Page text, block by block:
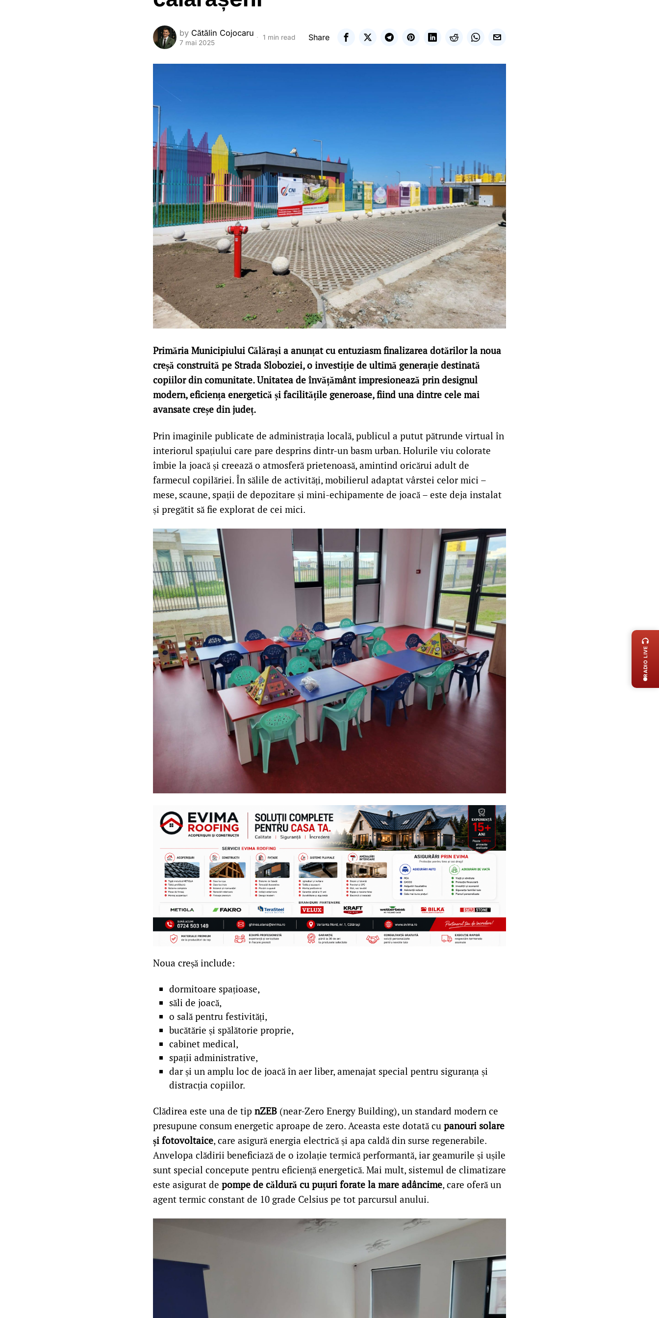
by Cătălin Cojocaru
7 mai 2025
1 min read Share
Primăria Municipiului Călărași a anunțat cu entuziasm finalizarea dotărilor la noua
creșă construită pe Strada Sloboziei, o investiție de ultimă generație destinată
copiilor din comunitate. Unitatea de învățământ impresionează prin designul
modern, eficiența energetică și facilitățile generoase, fiind una dintre cele mai
avansate creșe din județ.
Prin imaginile publicate de administrația locală, publicul a putut pătrunde virtual în
interiorul spațiului care pare desprins dintr-un basm urban. Holurile viu colorate
îmbie la joacă și creează o atmosferă prietenoasă, amintind oricărui adult de
farmecul copilăriei. În sălile de activități, mobilierul adaptat vârstei celor mici –
mese, scaune, spații de depozitare și mini-echipamente de joacă – este deja instalat
și pregătit să fie explorat de cei mici.
Noua creșă include:
dormitoare spațioase,
săli de joacă,
o sală pentru festivități,
bucătărie și spălătorie proprie,
cabinet medical,
spații administrative,
dar și un amplu loc de joacă în aer liber, amenajat special pentru siguranța și
distracția copiilor.
Clădirea este una de tip nZEB (near-Zero Energy Building), un standard modern ce
presupune consum energetic aproape de zero. Aceasta este dotată cu panouri solare
și fotovoltaice, care asigură energia electrică și apa caldă din surse regenerabile.
Anvelopa clădirii beneficiază de o izolație termică performantă, iar geamurile și ușile
sunt special concepute pentru eficiență energetică. Mai mult, sistemul de climatizare
este asigurat de pompe de căldură cu puțuri forate la mare adâncime, care oferă un
agent termic constant de 10 grade Celsius pe tot parcursul anului.
RADIO LIVE